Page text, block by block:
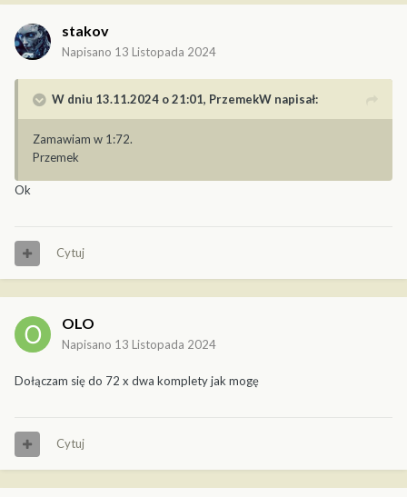
stakov
Napisano 13 Listopada 2024
W dniu 13.11.2024 o 21:01, PrzemekW napisał:
Zamawiam w 1:72.
Przemek
Ok
Cytuj
OLO
Napisano 13 Listopada 2024
Dołączam się do 72 x dwa komplety jak mogę
Cytuj